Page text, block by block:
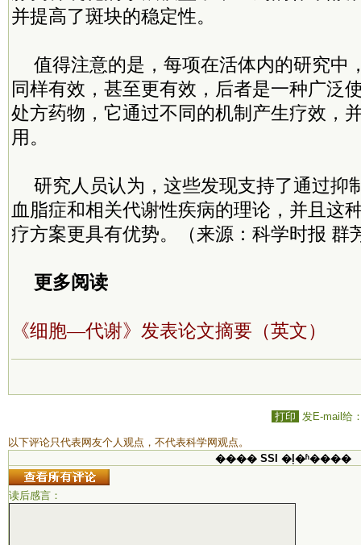
并提高了斑块的稳定性。
值得注意的是，每项在活体内的研究中
同样有效，甚至更有效，后者是一种广泛
处方药物，它通过不同的机制产生疗效，
用。
研究人员认为，这些发现支持了通过抑
血脂症和相关代谢性疾病的理论，并且这
疗方案更具有优势。（来源：科学时报 群
更多阅读
《细胞—代谢》发表论文摘要（英文）
打印 发E-mail给
以下评论只代表网友个人观点，不代表科学网观点。
���� SSI �ļ�ʱ����
读后感言：